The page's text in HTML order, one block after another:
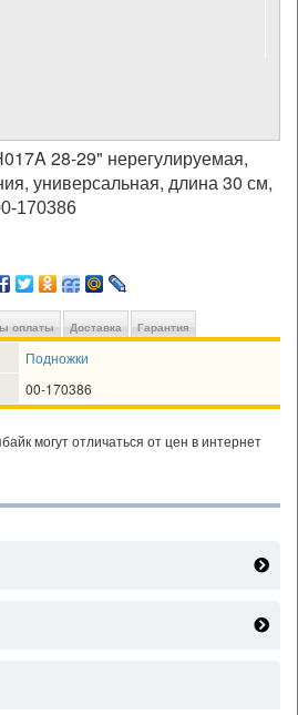
28-29" нерегулируемая,
универсальная, длина 30 см,
170386
оплаты Доставка Гарантия
Подножки
00-170386
могут отличаться от цен в интернет